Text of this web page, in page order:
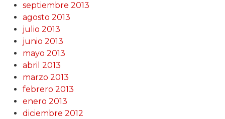
septiembre 2013
agosto 2013
julio 2013
junio 2013
mayo 2013
abril 2013
marzo 2013
febrero 2013
enero 2013
diciembre 2012